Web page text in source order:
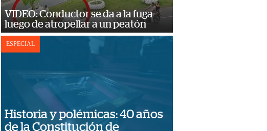
VIDEO: Conductor se da a la fuga
luego de atropellar a un peatón
ESPECIAL
Historia y polémicas: 40 años
de la Constitución de